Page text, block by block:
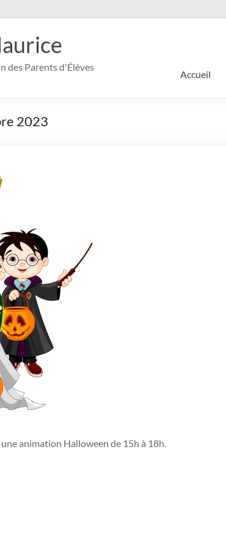
des Parents d'Élèves
Accueil
2023
animation Halloween de 15h à 18h.